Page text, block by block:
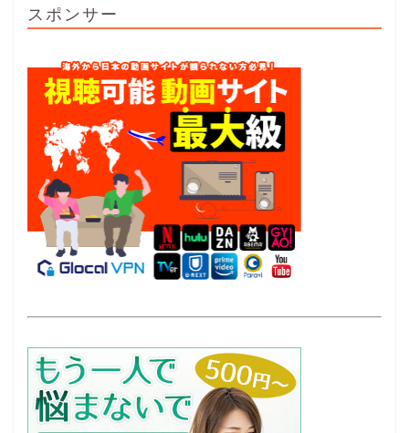
スポンサー